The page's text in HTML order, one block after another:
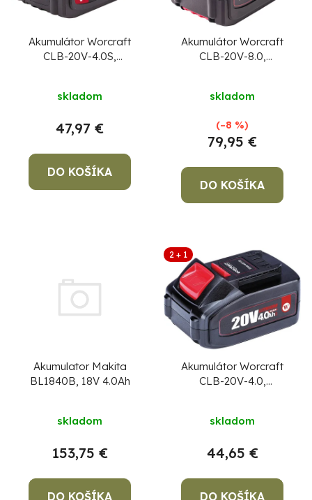
Akumulátor Worcraft
CLB-20V-4.0S,
funkcia powerbank
skladom
47,97 €
DO KOŠÍKA
Akumulátor Worcraft
CLB-20V-8.0,
skladom
79,95 €
(–8 %)
DO KOŠÍKA
Akumulator Makita
BL1840B, 18V 4.0Ah
skladom
153,75 €
DO KOŠÍKA
2 + 1
Akumulátor Worcraft
CLB-20V-4.0,
skladom
44,65 €
DO KOŠÍKA